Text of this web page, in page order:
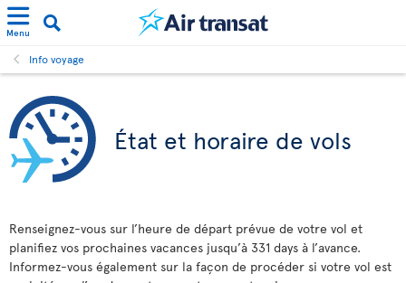
Menu
Info voyage
État et horaire de vols
Renseignez-vous sur l’heure de départ prévue de votre vol et
planifiez vos prochaines vacances jusqu’à 331 days à l’avance.
Informez-vous également sur la façon de procéder si votre vol est